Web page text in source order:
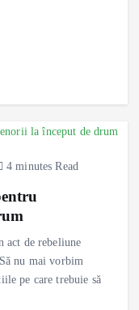
4 minutes Read
act de rebeliune
nu mai vorbim
pe care trebuie să